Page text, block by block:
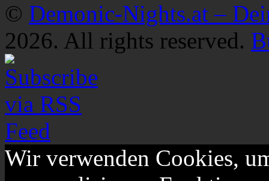
© Demonic-Nights.at –
2026. All rights reserved.
Wir verwenden Cookies,